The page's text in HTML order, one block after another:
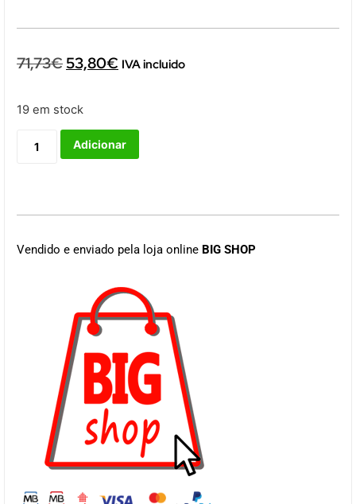
71,73€ 53,80€ IVA incluido
19 em stock
Adicionar
Vendido e enviado pela loja online BIG SHOP